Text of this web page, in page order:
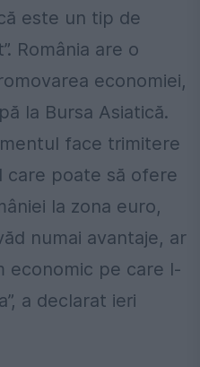
este un tip de
România are o
economiei,
la Bursa Asiatică.
face trimitere
care poate să ofere
la zona euro,
numai avantaje, ar
economic pe care l-
a declarat ieri